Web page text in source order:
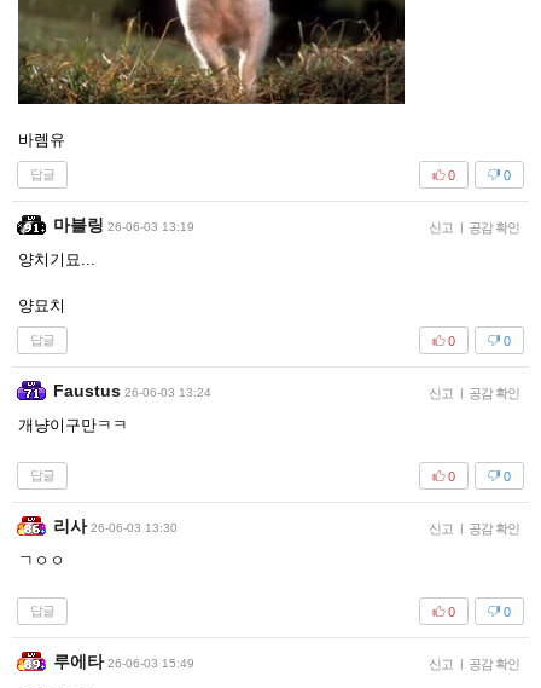
바렘유
답글 0
0
마블링 26-06-03 13:19 신고 | 공감 확인
양치기묘...
양묘치
답글 0
0
Faustus 26-06-03 13:24 신고 | 공감 확인
개냥이구만ㅋㅋ
답글 0
0
리사 26-06-03 13:30 신고 | 공감 확인
ㄱㅇㅇ
답글 0
0
루에타 26-06-03 15:49 신고 | 공감 확인